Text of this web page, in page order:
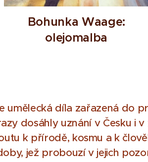
Bohunka Waage:
olejomalba
umělecká díla zařazená do
dosáhly uznání v Česku i
k přírodě, kosmu a k
jež probouzí v jejich